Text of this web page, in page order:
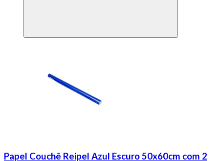
Papel Couchê Reipel Azul Escuro 50x60cm com 2